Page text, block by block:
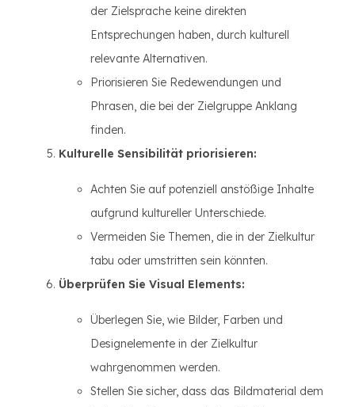
der Zielsprache keine direkten
Entsprechungen haben, durch kulturell
relevante Alternativen.
Priorisieren Sie Redewendungen und
Phrasen, die bei der Zielgruppe Anklang
finden.
Kulturelle Sensibilität priorisieren:
Achten Sie auf potenziell anstößige Inhalte
aufgrund kultureller Unterschiede.
Vermeiden Sie Themen, die in der Zielkultur
tabu oder umstritten sein könnten.
Überprüfen Sie Visual Elements:
Überlegen Sie, wie Bilder, Farben und
Designelemente in der Zielkultur
wahrgenommen werden.
Stellen Sie sicher, dass das Bildmaterial dem